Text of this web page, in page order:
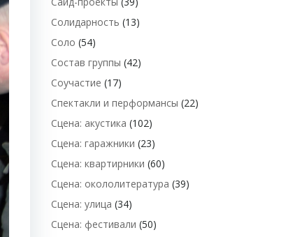
Солидарность (13)
Соло (54)
Состав группы (42)
Соучастие (17)
Спектакли и перформансы (22)
Сцена: акустика (102)
Сцена: гаражники (23)
Сцена: квартирники (60)
Сцена: окололитература (39)
Сцена: улица (34)
Сцена: фестивали (50)